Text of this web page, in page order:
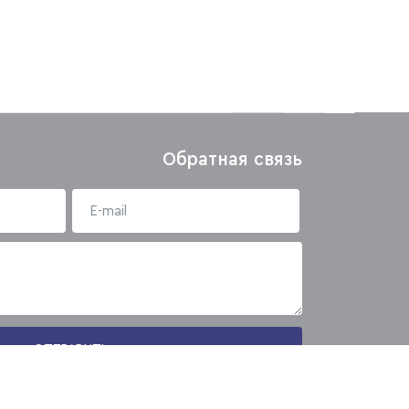
Обратная связь